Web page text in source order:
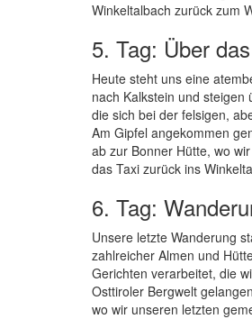
Winkeltalbach zurück zum
5. Tag: Über
Heute steht uns eine
nach Kalkstein und
die sich bei der felsigen,
Am Gipfel angekommen
ab zur Bonner Hütte, wo
das Taxi zurück ins
6. Tag:
Unsere letzte Wanderung
zahlreicher Almen und
Gerichten verarbeitet, die
Osttiroler Bergwelt
wo wir unseren letzten